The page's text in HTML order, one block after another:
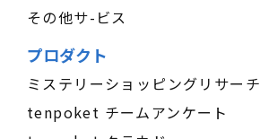
その他サ-ビス
プロダクト
ミステリーショッピングリサーチ
tenpoket チームアンケート